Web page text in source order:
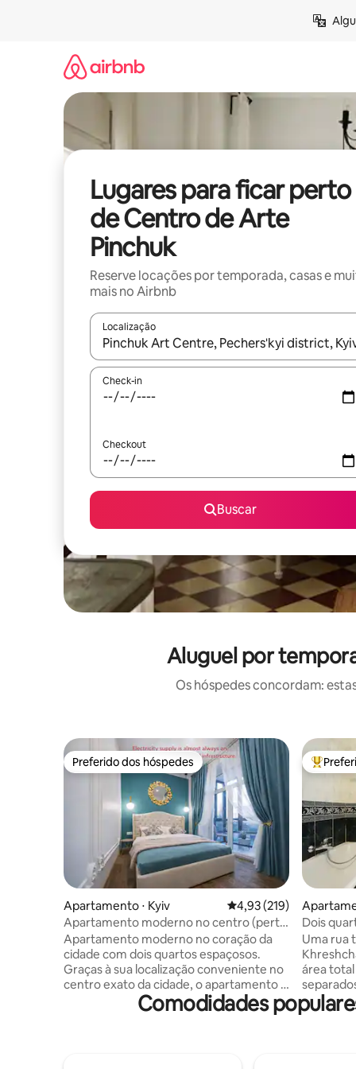
Lugares para ficar perto
de Centro de Arte
Pinchuk
Reserve locações por temporada, casas e
mais no Airbnb
Localização
Quando os resultados estiverem disponíveis,
Check-in
Checkout
Buscar
Aluguel por
Os hóspedes concordam:
Preferido dos hóspedes
Preferido dos hóspedes
Apartamento ⋅ Kyiv 4,93 de uma avaliação
4,93 (219)
Apartamento moderno no centro (perto
de Khreshchatyk)
Apartamento moderno no coração da
cidade com dois quartos espaçosos.
Graças à sua localização conveniente no
centro exato da cidade, o apartamento é
ideal para visitas de negócios e fins
turísticos ou apenas como um lugar para
Entre
Dois
Uma rua
área total
Comodidades